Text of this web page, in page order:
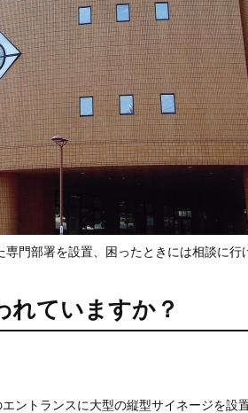
門部署を設置、困ったときには相談に行
ていますか？
ントランスに大型の縦型サイネージを設